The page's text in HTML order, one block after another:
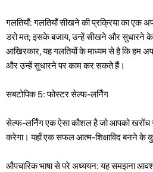
गलतियाँ: गलतियाँ सीखने की प्रक्रिया का एक
डरो मत; इसके बजाय, उन्हें सीखने और सुधारने
आखिरकार, यह गलतियों के माध्यम से है कि हम
और उन्हें सुधारने पर काम कर सकते हैं।
सबटोपिक 5: फोस्टर सेल्फ-लर्निंग
सेल्फ-लर्निंग एक ऐसा कौशल है जो आपको खरोंच
करेगा। यहाँ एक सफल आत्म-शिक्षाविद बनने के
औपचारिक भाषा से परे अध्ययन: यह समझना